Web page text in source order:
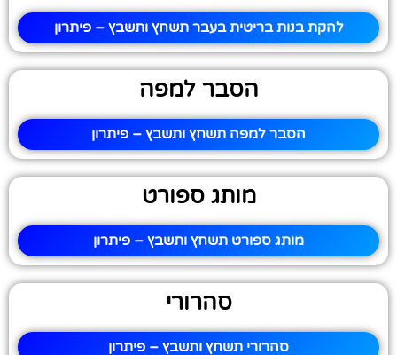
להקת בנות בריטית בעבר תשחץ ותשבץ – פיתרון
הסבר למפה
הסבר למפה תשחץ ותשבץ – פיתרון
מותג ספורט
מותג ספורט תשחץ ותשבץ – פיתרון
סהרורי
סהרורי תשחץ ותשבץ – פיתרון